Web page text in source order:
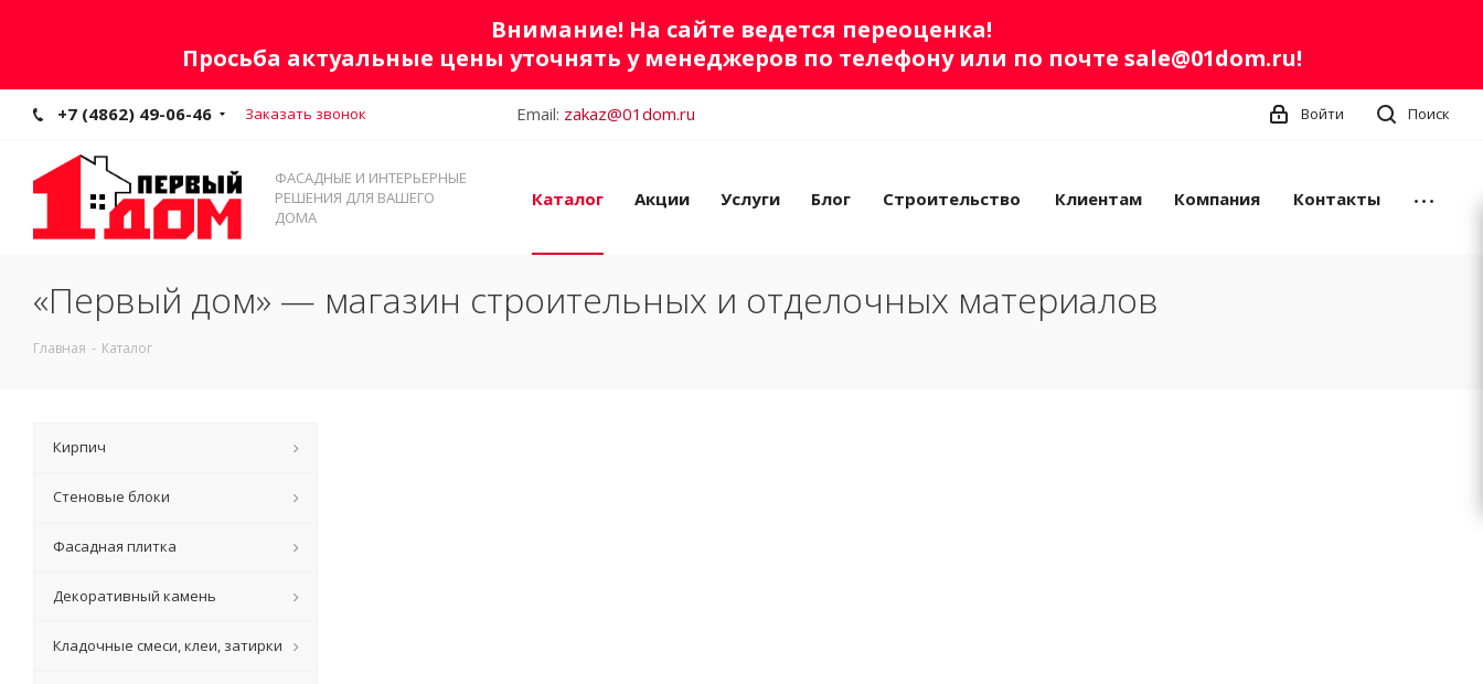
Внимание! На сайте ведется переоценка!
Просьба актуальные цены уточнять у менеджеров по телефону или по почте sale@01dom.ru!
+7 (4862) 49-06-46 Заказать звонок Email: zakaz@01dom.ru Поиск
Войти
ФАСАДНЫЕ И ИНТЕРЬЕРНЫЕ
РЕШЕНИЯ ДЛЯ ВАШЕГО
ДОМА
Каталог Акции Услуги Блог Строительство Клиентам Компания Контакты
«Первый дом» — магазин строительных и отделочных материалов
Главная - Каталог
Кирпич
Стеновые блоки
Фасадная плитка
Декоративный камень
Кладочные смеси, клеи, затирки